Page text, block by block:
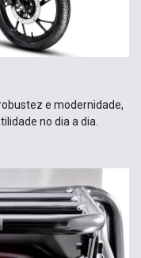
e modernidade,
no dia a dia.